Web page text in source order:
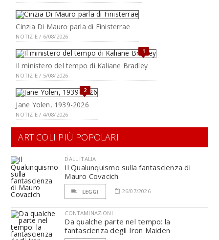
Cinzia Di Mauro parla di Finisterrae
NOTIZIE / 6/08/2026
1
Il ministero del tempo di Kaliane Bradley
NOTIZIE / 5/08/2026
2
Jane Yolen, 1939-2026
NOTIZIE / 4/08/2026
ARTICOLI PIÙ POPOLARI
DALL'ITALIA
Il Qualunquismo sulla fantascienza di
Mauro Covacich
LEGGI 26/07/2026
CONTAMINAZIONI
Da qualche parte nel tempo: la
fantascienza degli Iron Maiden